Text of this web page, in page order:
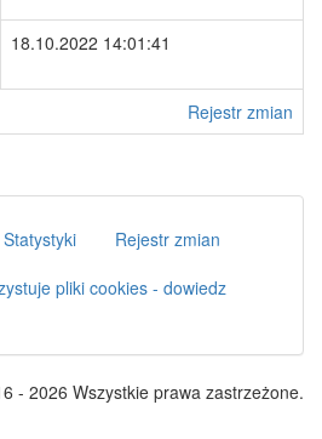
18.10.2022 14:01:41
Rejestr zmian
Statystyki
Rejestr zmian
pliki cookies - dowiedz
- 2026 Wszystkie prawa zastrzeżone.